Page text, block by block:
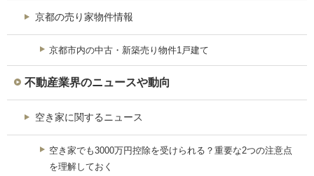
京都の売り家物件情報
京都市内の中古・新築売り物件1戸建て
不動産業界のニュースや動向
空き家に関するニュース
空き家でも3000万円控除を受けられる？重要な2つの注意点
を理解しておく